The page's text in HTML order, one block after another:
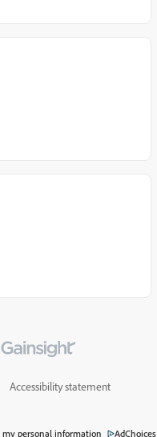
Accessibility statement
my personal information AdChoices